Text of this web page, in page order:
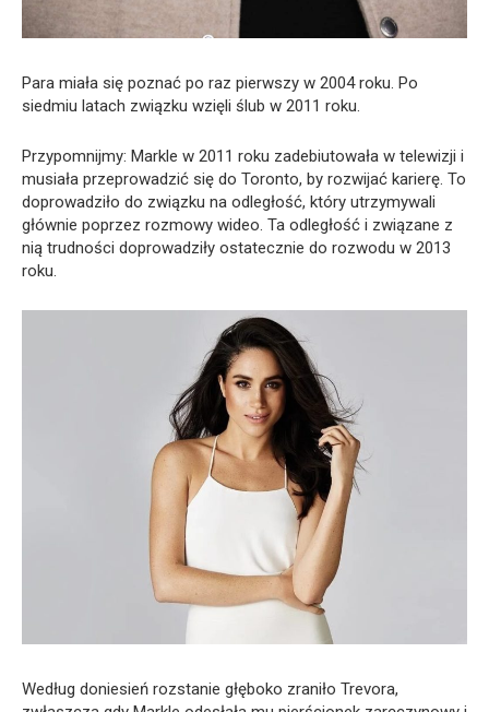
Para miała się poznać po raz pierwszy w 2004 roku. Po
siedmiu latach związku wzięli ślub w 2011 roku.
Przypomnijmy: Markle w 2011 roku zadebiutowała w telewizji i
musiała przeprowadzić się do Toronto, by rozwijać karierę. To
doprowadziło do związku na odległość, który utrzymywali
głównie poprzez rozmowy wideo. Ta odległość i związane z
nią trudności doprowadziły ostatecznie do rozwodu w 2013
roku.
Według doniesień rozstanie głęboko zraniło Trevora,